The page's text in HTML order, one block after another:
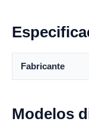
Fabricante
Modelos